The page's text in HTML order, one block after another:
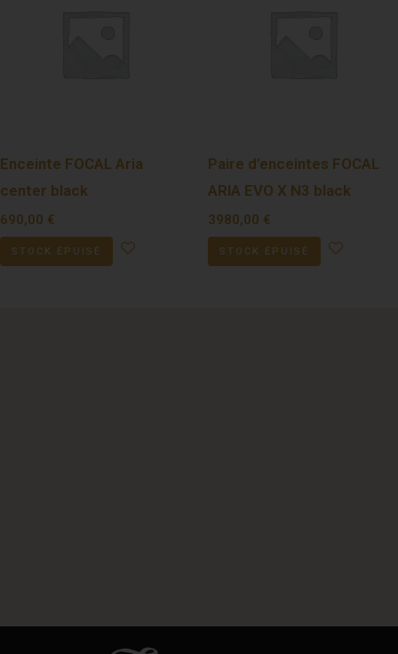
Enceinte FOCAL Aria
center black
690,00 €
STOCK ÉPUISÉ
Paire d’enceintes FOCAL
ARIA EVO X N3 black
3980,00 €
STOCK ÉPUISÉ